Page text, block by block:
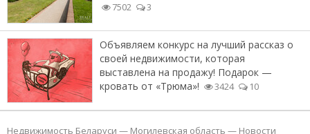
7502 3
Объявляем конкурс на лучший рассказ о
своей недвижимости, которая
выставлена на продажу! Подарок —
кровать от «Трюма»!
3424 10
Недвижимость Беларуси — Могилевская область — Новости